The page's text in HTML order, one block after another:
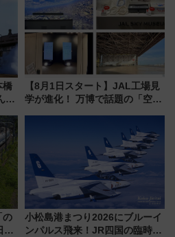
ぶ！ JR空港駅は2面3線化！
橋
の
も
【8月1日スタート】JAL工場見
学が進化！ 万博で話題の「空飛
の
午
小松島港まつり2026にブルーイ
ンパルス飛来！JR四国の臨時ダ